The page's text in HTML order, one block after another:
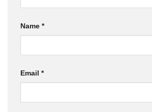
Name *
Email *